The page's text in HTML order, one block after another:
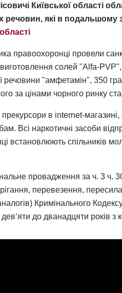
Київської області
речовин, які в
правоохоронці провели
солей "Alfa-
речовини "амфетамін", 350
за цінами чорного ринку
в internet-
Всі наркотичні засоби
встановлюють спільників
провадження за ч. 3 ч.
перевезення,
Кримінального
до дванадцяти років з